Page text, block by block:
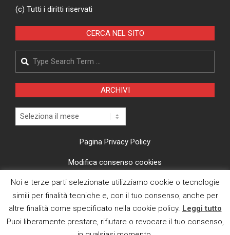
(c) Tutti i diritti riservati
CERCA NEL SITO
Search
ARCHIVI
Archivi
Pagina Privacy Policy
Modifica consenso cookies
CI TROVI ANCHE SU
Noi e terze parti selezionate utilizziamo cookie o tecnologie
simili per finalità tecniche e, con il tuo consenso, anche per
altre finalità come specificato nella cookie policy. Leggi tutto
Puoi liberamente prestare, rifiutare o revocare il tuo consenso,